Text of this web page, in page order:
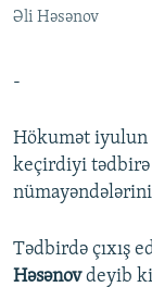
Əli Həsənov
-
Hökumət iyulun
keçirdiyi tədbirə
Tədbirdə çıxış
Həsənovdeyib